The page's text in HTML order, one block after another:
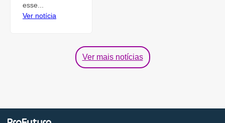
esse...
Ver notícia
Ver mais notícias